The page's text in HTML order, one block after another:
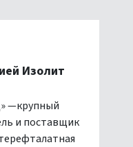
Изолит
—крупный
и поставщик